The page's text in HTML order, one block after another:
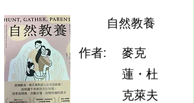
自然教養
作者:
麥克
蓮・杜
克萊夫